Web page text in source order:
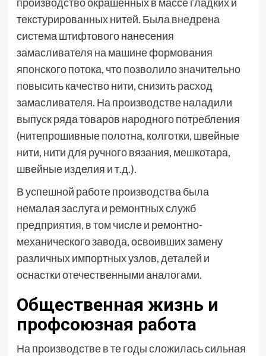
текстурированных нитей. Была внедрена
система штифтового нанесения
замасливателя на машине формования
японского потока, что позволило значительно
повысить качество нити, снизить расход
замасливателя. На производстве наладили
выпуск ряда товаров народного потребления
(нитепрошивные полотна, колготки, швейные
нити, нити для ручного вязания, мешкотара,
швейные изделия и т.д.).
В успешной работе производства была
немалая заслуга и ремонтных служб
предприятия, в том числе и ремонтно-
механического завода, освоивших замену
различных импортных узлов, деталей и
оснастки отечественными аналогами.
Общественная жизнь и
профсоюзная работа
На производстве в те годы сложилась сильная